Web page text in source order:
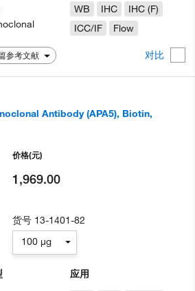
参考文献 对比
WB IHC
IHC (F)
ICC/IF
Flow
Antibody (APA5), Biotin,
应用
价格(元)
1,969.00
货号 13-1401-82
100 µg